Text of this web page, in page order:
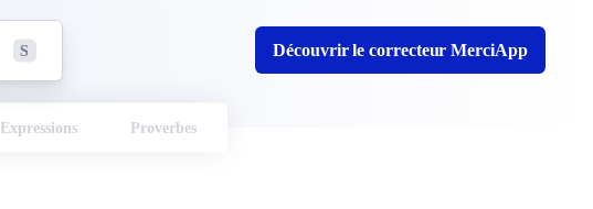
S Découvrir le correcteur MerciApp
Expressions Proverbes